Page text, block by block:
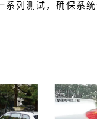
列测试，确保系统